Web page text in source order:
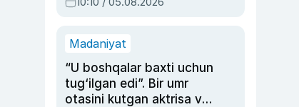
Madaniyat
“U boshqalar baxti uchun
tug‘ilgan edi”. Bir umr
otasini kutgan aktrisa va